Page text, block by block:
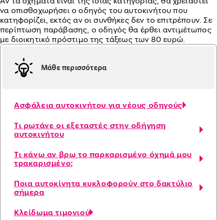
να οπισθοχωρήσει ο οδηγός του αυτοκινήτου που
κατηφορίζει, εκτός αν οι συνθήκες δεν το επιτρέπουν. Σε
περίπτωση παράβασης, ο οδηγός θα έρθει αντιμέτωπος
με διοικητικό πρόστιμο της τάξεως των 80 ευρώ.
Μάθε περισσότερα
Ασφάλεια αυτοκινήτου για νέους οδηγoύς
Τι ρωτάνε οι εξεταστές στην οδήγηση
αυτοκινήτου
Τι κάνω αν βρω το παρκαρισμένο όχημά μου
τρακαρισμένο;
Ποια αυτοκίνητα κυκλοφορούν στο δακτύλιο
σήμερα
Κλείδωμα τιμονιού